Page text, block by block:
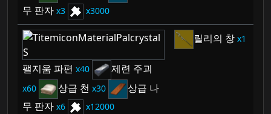
무 판자 3 3000
팰지움 파편 40 제련 주괴
60 상급 천 30
상급 나
무 판자 6 12000
릴리의 창 1